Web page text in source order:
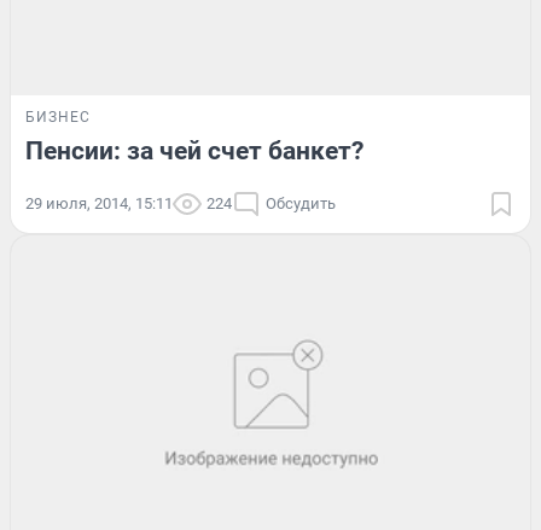
БИЗНЕС
Пенсии: за чей счет банкет?
29 июля, 2014, 15:11 224 Обсудить